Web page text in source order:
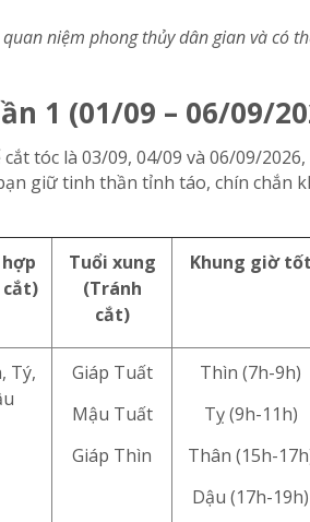
niệm phong thủy dân gian và có
1 (01/09 – 06/09/
tóc là 03/09, 04/09 và 06/09/
giữ tinh thần tỉnh táo, chín chắn
cắt)
Tuổi xung
(Tránh
cắt)
Khung giờ tốt
Tý,
Giáp Tuất
Mậu Tuất
Giáp Thìn
Thìn (7h-9h)
Tỵ (9h-11h)
Thân (15h-
Dậu (17h-19h)